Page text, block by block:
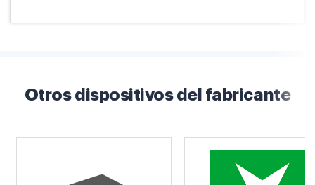
Otros dispositivos del fabricante